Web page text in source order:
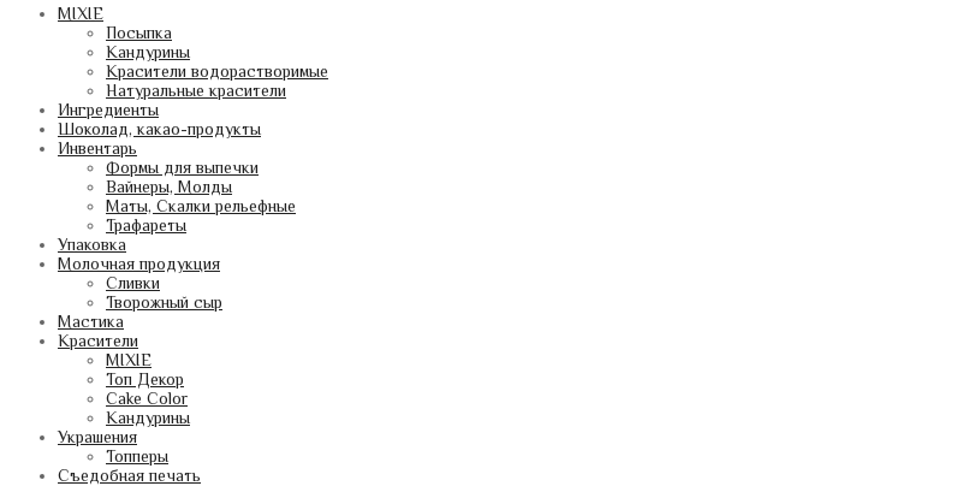
MIXIE
Посыпка
Кандурины
Красители водорастворимые
Натуральные красители
Ингредиенты
Шоколад, какао-продукты
Инвентарь
Формы для выпечки
Вайнеры, Молды
Маты, Скалки рельефные
Трафареты
Упаковка
Молочная продукция
Сливки
Творожный сыр
Мастика
Красители
MIXIE
Топ Декор
Cake Color
Кандурины
Украшения
Топперы
Съедобная печать